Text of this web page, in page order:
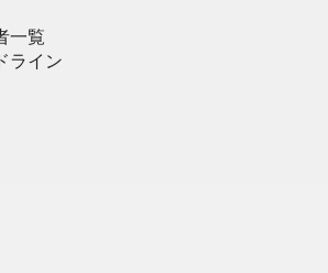
一覧
ライン